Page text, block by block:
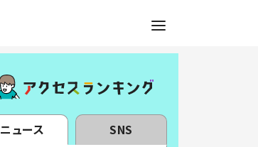
ニュース SNS